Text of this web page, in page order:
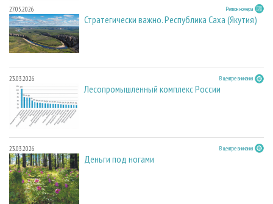
27.05.2026 Регион номера
Стратегически важно. Республика Саха (Якутия)
23.03.2026 В центре внимания
Лесопромышленный комплекс России
23.03.2026 В центре внимания
Деньги под ногами